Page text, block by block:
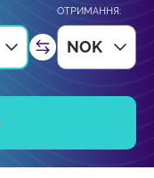
ОТРИМАННЯ:
NOK